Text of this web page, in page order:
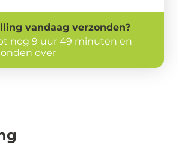
vandaag verzonden?
nog 9 uur 49 minuten en
over